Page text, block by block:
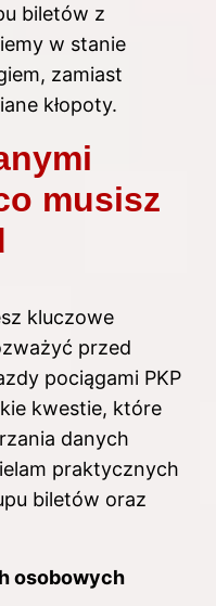
biletów z
w stanie
zamiast
kłopoty.
musisz
kluczowe
przed
pociągami PKP
kwestie, które
danych
praktycznych
biletów oraz
osobowych